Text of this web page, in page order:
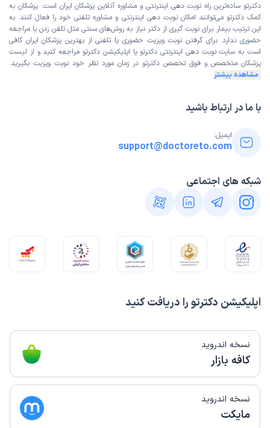
اپلیکیشن دکترتو را دریافت کنید
نسخه اندروید
کافه بازار
نسخه اندروید
مایکت
دکترتو ساده‌ترین راه نوبت‌ دهی اینترنتی و مشاوره آنلاین پزشکان ایران است. پزشکان به
کمک دکترتو می‌توانند امکان نوبت دهی اینترنتی و مشاوره تلفنی خود را فعال کنند. به
این ترتیب بیمار برای نوبت گیری از دکتر نیاز به روش‌های سنتی مثل تلفن زدن یا مراجعه
حضوری ندارد. برای گرفتن نوبت ویزیت حضوری یا تلفنی از بهترین پزشکان ایران کافی
است به سایت نوبت دهی اینترنتی دکترتو یا اپلیکیشن دکترتو مراجعه کنید و از لیست
پزشکان متخصص و فوق تخصص دکترتو در زمان مورد نظر خود نوبت ویزیت بگیرید.
مشاهده بیشتر
با ما در ارتباط باشید
ایمیل:
support@doctoreto.com
شبکه های اجتماعی